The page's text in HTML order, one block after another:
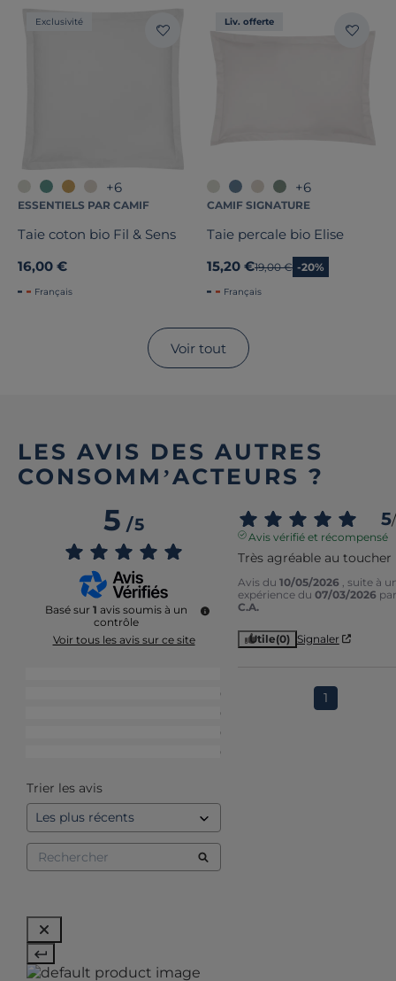
Exclusivité
+6
ESSENTIELS PAR CAMIF
Taie coton bio Fil & Sens
16,00 €
Français
Liv. offerte
+6
CAMIF SIGNATURE
Taie percale bio Elise
15,20 €Ancien prix
19,00 € -20%
Français
Voir tout
LES AVIS DES AUTRES
CONSOMM’ACTEURS ?
5/5
Basé sur 1 avis soumis à un
contrôle
Voir tous les avis sur ce site
0
0
0
0
Trier les avis
5/
Avis vérifié et récompensé
Très agréable au toucher
Avis du 10/05/2026
, suite à
expérience du 07/03/2026 par
C.A.
Utile(0) Signaler
1